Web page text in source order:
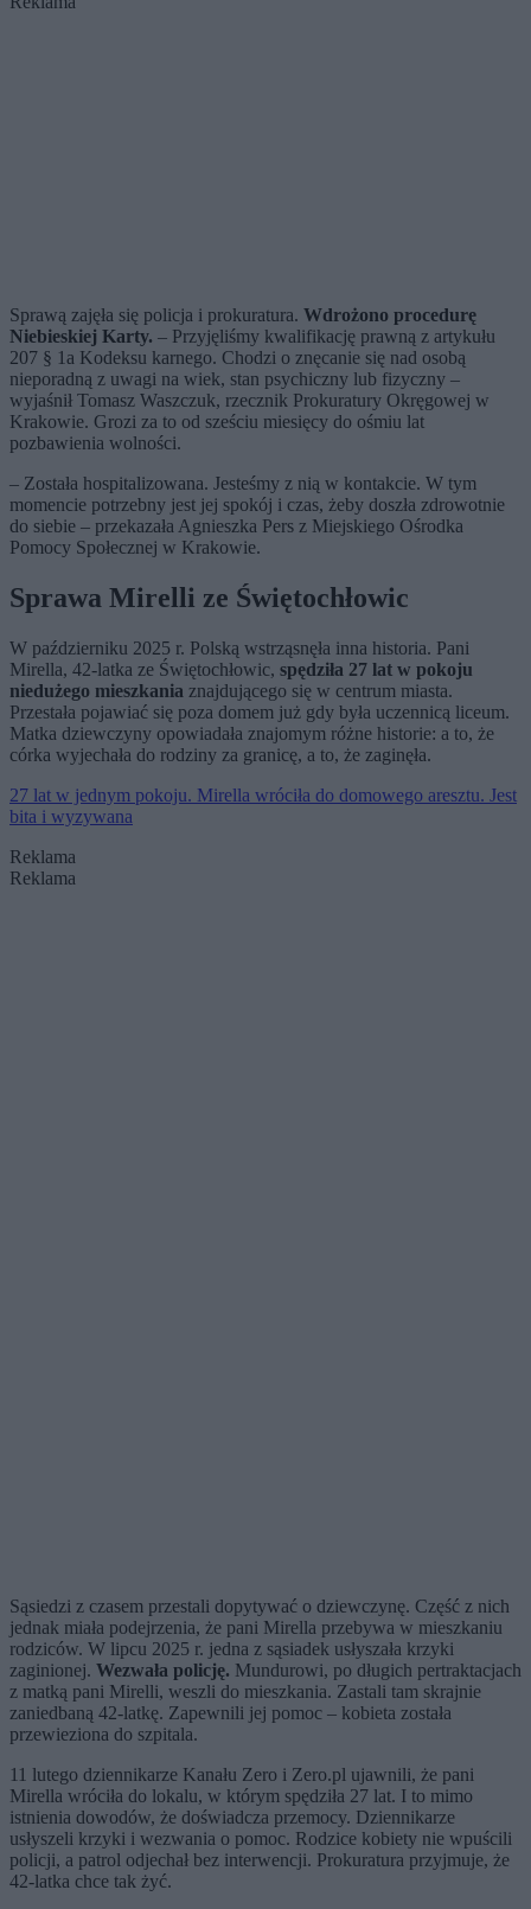
Sprawą zajęła się policja i prokuratura. Wdrożono procedurę
Niebieskiej Karty. – Przyjęliśmy kwalifikację prawną z artykułu
207 § 1a Kodeksu karnego. Chodzi o znęcanie się nad osobą
nieporadną z uwagi na wiek, stan psychiczny lub fizyczny –
wyjaśnił Tomasz Waszczuk, rzecznik Prokuratury Okręgowej w
Krakowie. Grozi za to od sześciu miesięcy do ośmiu lat
pozbawienia wolności.
– Została hospitalizowana. Jesteśmy z nią w kontakcie. W tym
momencie potrzebny jest jej spokój i czas, żeby doszła zdrowotnie
do siebie – przekazała Agnieszka Pers z Miejskiego Ośrodka
Pomocy Społecznej w Krakowie.
Sprawa Mirelli ze Świętochłowic
W październiku 2025 r. Polską wstrząsnęła inna historia. Pani
Mirella, 42-latka ze Świętochłowic, spędziła 27 lat w pokoju
niedużego mieszkania znajdującego się w centrum miasta.
Przestała pojawiać się poza domem już gdy była uczennicą liceum.
Matka dziewczyny opowiadała znajomym różne historie: a to, że
córka wyjechała do rodziny za granicę, a to, że zaginęła.
27 lat w jednym pokoju. Mirella wróciła do domowego aresztu. Jest
bita i wyzywana
Reklama
Reklama
Sąsiedzi z czasem przestali dopytywać o dziewczynę. Część z nich
jednak miała podejrzenia, że pani Mirella przebywa w mieszkaniu
rodziców. W lipcu 2025 r. jedna z sąsiadek usłyszała krzyki
zaginionej. Wezwała policję. Mundurowi, po długich pertraktacjach
z matką pani Mirelli, weszli do mieszkania. Zastali tam skrajnie
zaniedbaną 42-latkę. Zapewnili jej pomoc – kobieta została
przewieziona do szpitala.
11 lutego dziennikarze Kanału Zero i Zero.pl ujawnili, że pani
Mirella wróciła do lokalu, w którym spędziła 27 lat. I to mimo
istnienia dowodów, że doświadcza przemocy. Dziennikarze
usłyszeli krzyki i wezwania o pomoc. Rodzice kobiety nie wpuścili
policji, a patrol odjechał bez interwencji. Prokuratura przyjmuje, że
42-latka chce tak żyć.